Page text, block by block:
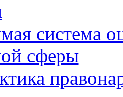
система
сферы